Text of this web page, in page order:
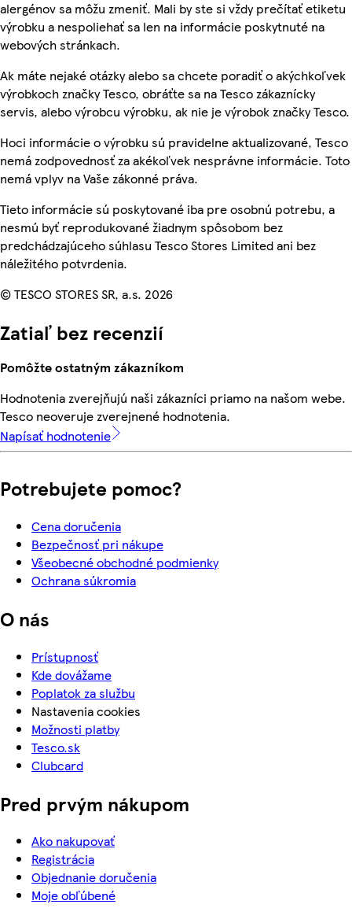
alergénov sa môžu zmeniť. Mali by ste si vždy prečítať etiketu
výrobku a nespoliehať sa len na informácie poskytnuté na
webových stránkach.
Ak máte nejaké otázky alebo sa chcete poradiť o akýchkoľvek
výrobkoch značky Tesco, obráťte sa na Tesco zákaznícky
servis, alebo výrobcu výrobku, ak nie je výrobok značky Tesco.
Hoci informácie o výrobku sú pravidelne aktualizované, Tesco
nemá zodpovednosť za akékoľvek nesprávne informácie. Toto
nemá vplyv na Vaše zákonné práva.
Tieto informácie sú poskytované iba pre osobnú potrebu, a
nesmú byť reprodukované žiadnym spôsobom bez
predchádzajúceho súhlasu Tesco Stores Limited ani bez
náležitého potvrdenia.
© TESCO STORES SR, a.s. 2026
Zatiaľ bez recenzií
Pomôžte ostatným zákazníkom
Hodnotenia zverejňujú naši zákazníci priamo na našom webe.
Tesco neoveruje zverejnené hodnotenia.
Napísať hodnotenie
Potrebujete pomoc?
Cena doručenia
Bezpečnosť pri nákupe
Všeobecné obchodné podmienky
Ochrana súkromia
O nás
Prístupnosť
Kde dovážame
Poplatok za službu
Nastavenia cookies
Možnosti platby
Tesco.sk
Clubcard
Pred prvým nákupom
Ako nakupovať
Registrácia
Objednanie doručenia
Moje obľúbené